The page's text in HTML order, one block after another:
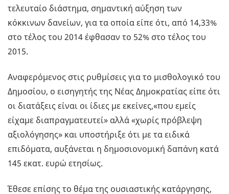
τελευταίο διάστημα, σημαντική αύξηση των
κόκκινων δανείων, για τα οποία είπε ότι, από 14,33%
στο τέλος του 2014 έφθασαν το 52% στο τέλος του
2015.
Αναφερόμενος στις ρυθμίσεις για το μισθολογικό του
Δημοσίου, ο εισηγητής της Νέας Δημοκρατίας είπε ότι
οι διατάξεις είναι οι ίδιες με εκείνες,«που εμείς
είχαμε διαπραγματευτεί» αλλά «χωρίς πρόβλεψη
αξιολόγησης» και υποστήριξε ότι με τα ειδικά
επιδόματα, αυξάνεται η δημοσιονομική δαπάνη κατά
145 εκατ. ευρώ ετησίως.
Έθεσε επίσης το θέμα της ουσιαστικής κατάργησης,